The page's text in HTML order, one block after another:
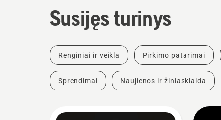
Susijęs turinys
Renginiai ir veikla Pirkimo patarimai
Sprendimai Naujienos ir žiniasklaida